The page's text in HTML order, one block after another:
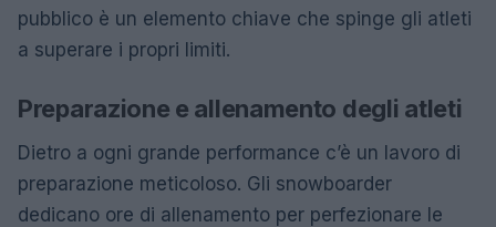
pubblico è un elemento chiave che spinge gli atleti
a superare i propri limiti.
Preparazione e allenamento degli atleti
Dietro a ogni grande performance c’è un lavoro di
preparazione meticoloso. Gli snowboarder
dedicano ore di allenamento per perfezionare le